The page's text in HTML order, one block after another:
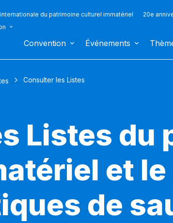
du patrimoine culturel immatériel 20e
Convention Événements
Consulter les Listes
Listes du
et le
de